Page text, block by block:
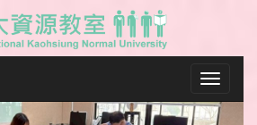
Toggle
Next